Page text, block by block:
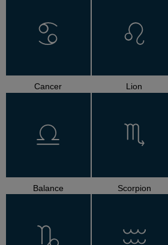
Cancer Lion
Balance Scorpion